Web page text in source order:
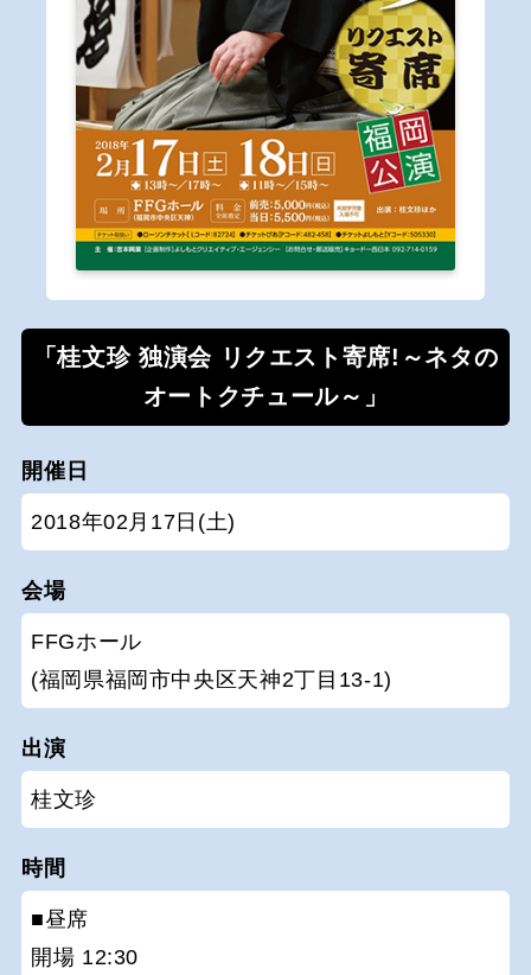
「桂文珍 独演会 リクエスト寄席!～ネタの
オートクチュール～」
開催日
2018年02月17日(土)
会場
FFGホール
(福岡県福岡市中央区天神2丁目13-1)
出演
桂文珍
時間
■昼席
開場 12:30